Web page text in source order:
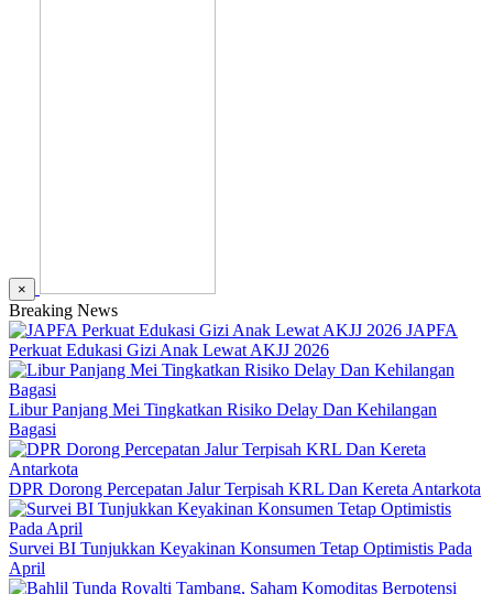
×
Breaking News
JAPFA
Perkuat Edukasi Gizi Anak Lewat AKJJ 2026
Libur Panjang Mei Tingkatkan Risiko Delay Dan Kehilangan
Bagasi
DPR Dorong Percepatan Jalur Terpisah KRL Dan Kereta Antarkota
Survei BI Tunjukkan Keyakinan Konsumen Tetap Optimistis Pada
April